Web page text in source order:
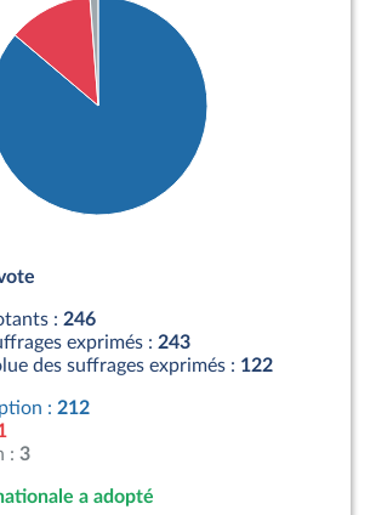
Contre : 31 députés
: 246
exprimés : 243
des suffrages exprimés : 122
: 212
: 3
a adopté